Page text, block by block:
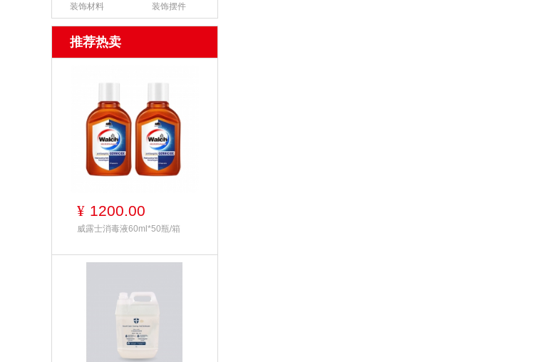
装饰材料
装饰摆件
推荐热卖
¥ 1200.00
威露士消毒液60ml*50瓶/箱